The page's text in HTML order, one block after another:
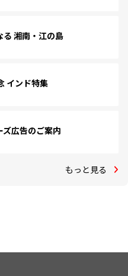
湘南・江の島
インド特集
ズ広告のご案内
もっと見る